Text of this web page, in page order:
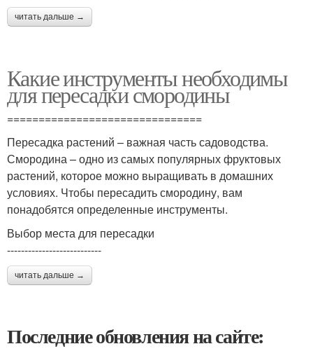
читать дальше →
Какие инструменты необходимы
для пересадки смородины
===============================
Пересадка растений – важная часть садоводства.
Смородина – одно из самых популярных фруктовых
растений, которое можно выращивать в домашних
условиях. Чтобы пересадить смородину, вам
понадобятся определенные инструменты.
Выбор места для пересадки
---------------------------
читать дальше →
Последние обновления на сайте: